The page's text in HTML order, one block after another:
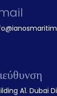
A1. Dubai